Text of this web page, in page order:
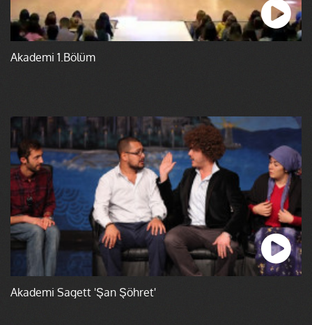
Akademi 1.Bölüm
Akademi Sagett 'Şan Şöhret'